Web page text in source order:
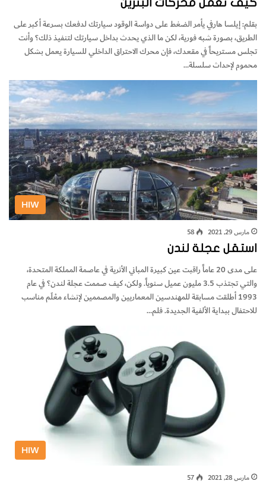
كيف تعمل محركات البنزين
بقلم: إيلسا هارفي يأمر الضغط على دواسة الوقود سيارتك لدفعك بسرعة أكبر على
الطريق، بصورة شبه فورية، لكن ما الذي يحدث بداخل سيارتك لتنفيذ ذلك؟ وأنت
تجلس مستريحاً في مقعدك، فإن محرك الاحتراق الداخلي للسيارة يعمل بشكل
محموم لإحداث سلسلة…
HIW
مارس 29, 2021 58
استقل عجلة لندن
على مدى 20 عاماً راقبت عين كبيرة المباني الأثرية في عاصمة المملكة المتحدة،
والتي تجتذب 3.5 مليون عميل سنوياً. ولكن، كيف صممت عجلة لندن؟ في عام
1993 أطلقت مسابقة للمهندسين المعماريين والمصممين لإنشاء معْلَم مناسب
للاحتفال ببداية الألفية الجديدة. فلم…
HIW
مارس 28, 2021 57